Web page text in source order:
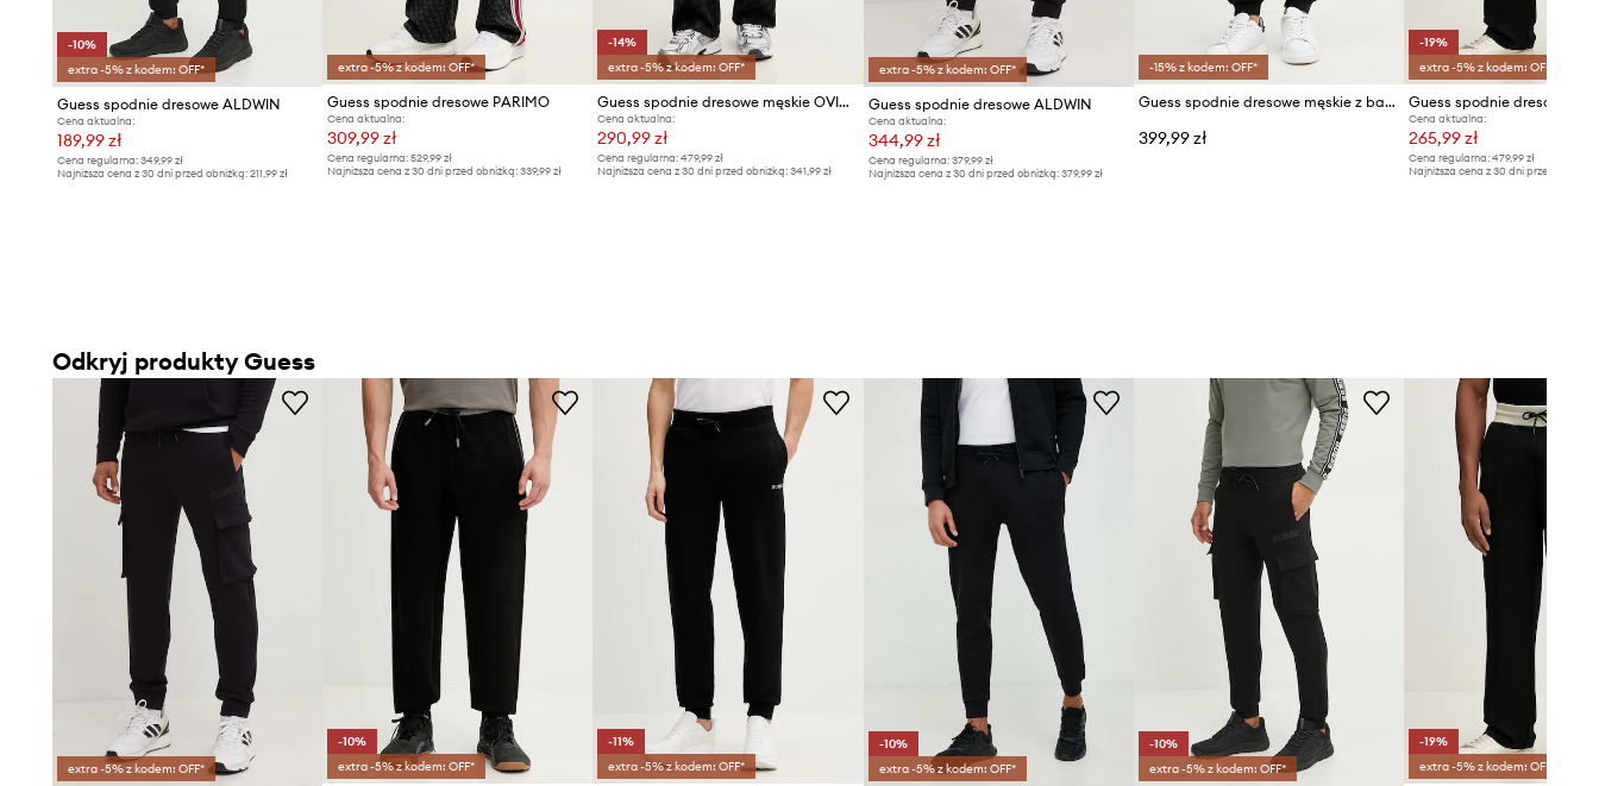
-10%
extra -5% z kodem: OFF*
Guess spodnie dresowe ALDWIN
Cena aktualna:
189,99 zł
Cena regularna: 349,99 zł
Najniższa cena z 30 dni przed obniżką: 211,99 zł
extra -5% z kodem: OFF*
Guess spodnie dresowe PARIMO
Cena aktualna:
309,99 zł
Cena regularna:529,99 zł
Najniższa cena z 30 dni przed obniżką:339,99 zł
-14%
extra -5% z kodem: OFF*
Guess spodnie dresowe męskie OVIDO
Cena aktualna:
290,99 zł
Cena regularna: 479,99 zł
Najniższa cena z 30 dni przed obniżką: 341,99 zł
extra -5% z kodem: OFF*
Guess spodnie dresowe ALDWIN
Cena aktualna:
344,99 zł
Cena regularna: 379,99 zł
Najniższa cena z 30 dni przed obniżką: 379,99 zł
-15% z kodem: OFF*
Guess spodnie dresowe męskie z bawełną THOR
399,99 zł
-19%
extra -5% z kodem: OFF*
Guess spodnie dresowe
Cena aktualna:
265,99 zł
Cena regularna: 479,99 zł
Najniższa cena z 30 dni przed obniżką:
Odkryj produkty Guess
extra -5% z kodem: OFF*
-10%
extra -5% z kodem: OFF*
-11%
extra -5% z kodem: OFF*
-10%
extra -5% z kodem: OFF*
-10%
extra -5% z kodem: OFF*
-19%
extra -5% z kodem: OFF*